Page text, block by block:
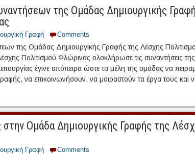
της Ομάδας Δημιουργικής
Γραφή Comments
της Ομάδας Δημιουργικής Γραφής της Λέσχης
Πολιτισμού Φλώρινας ολοκλήρωσε τις συναντήσεις
έγινε απόπειρα ώστε τα μέλη της ομάδας να
να επικοινωνήσουν, να μοιραστούν τα έργα τους και
Ομάδα Δημιουργικής Γραφής της
Γραφή Comments